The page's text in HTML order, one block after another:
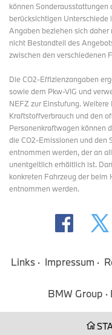
können Sonderausstattungen
berücksichtigen Unterschiede
Angaben beziehen sich
nicht Bestandteil des
zwischen den verschiedenen
Die CO2-Effizienzangaben
sowie dem Pkw-VIG und
NEFZ zur Einstufung.
Kraftstoffverbrauch und den
Personenkraftwagen können
die CO2-Emissionen und den
entnommen werden, der an
unentgeltlich erhältlich ist.
konkreten Fahrzeug der beim
entnommen werden.
Links Impressum
BMW Group